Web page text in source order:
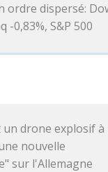
ordre dispersé:
-0,83%, S&P 500
drone explosif à
nouvelle
sur l'Allemagne